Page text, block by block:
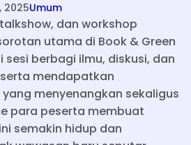
2025Umum
dan workshop
utama di Book & Green
sesi berbagi ilmu, diskusi, dan
mendapatkan
menyenangkan sekaligus
para peserta membuat
semakin hidup dan